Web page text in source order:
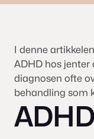
I denne
ADHD hos jenter
diagnosen ofte
behandling som